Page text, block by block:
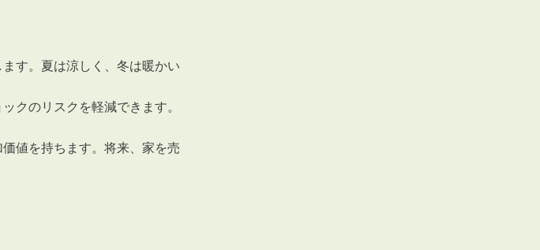
す。夏は涼しく、冬は暖かい
クのリスクを軽減できます。
値を持ちます。将来、家を売